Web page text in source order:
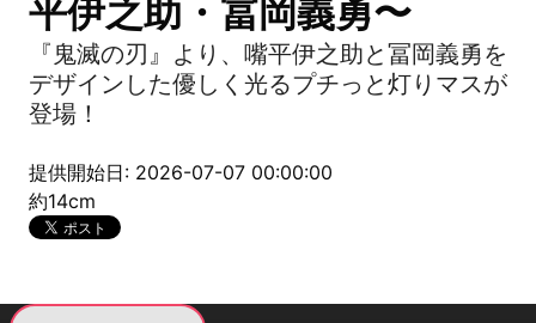
平伊之助・冨岡義勇〜
『鬼滅の刃』より、嘴平伊之助と冨岡義勇を
デザインした優しく光るプチっと灯りマスが
登場！
提供開始日: 2026-07-07 00:00:00
約14cm